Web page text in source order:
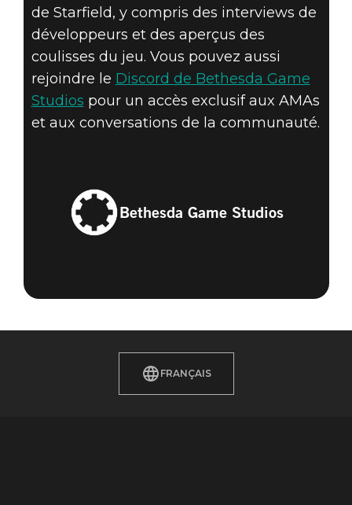
de Starfield, y compris des interviews de
développeurs et des aperçus des
coulisses du jeu. Vous pouvez aussi
rejoindre le Discord de Bethesda Game
Studios pour un accès exclusif aux AMAs
et aux conversations de la communauté.
Bethesda Game Studios
FRANÇAIS